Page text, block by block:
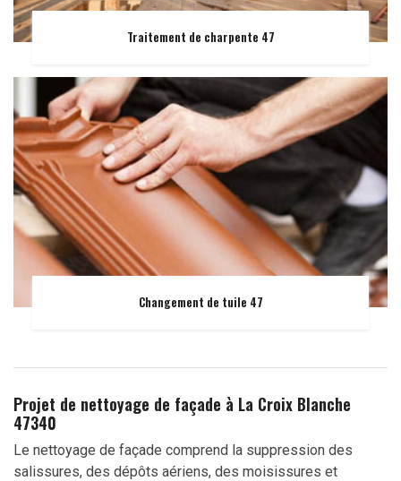
Traitement de charpente 47
Changement de tuile 47
Projet de nettoyage de façade à La Croix Blanche
47340
Le nettoyage de façade comprend la suppression des
salissures, des dépôts aériens, des moisissures et